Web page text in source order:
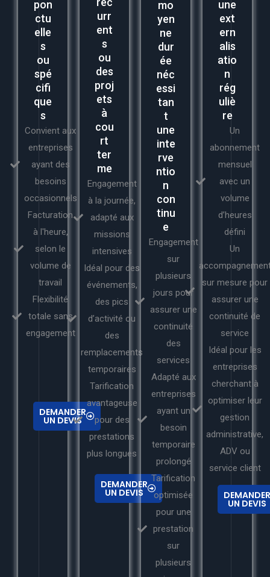
pon
ctu
elle
s
ou
spé
cifi
que
s
Convient aux
entreprises
ayant des
besoins
occasionnels
Facturation
à l'heure,
selon le
volume de
travail
Flexibilité
totale sans
engagement
DEMANDER
UN DEVIS
urr
ent
s
ou
des
proj
ets
à
cou
rt
ter
me
Engagement
à la journée,
adapté aux
missions
intensives
Idéal pour des
événements,
des pics
d’activité ou
des
remplacements
temporaires
Tarification
avantageuse
pour des
prestations
plus longues
DEMANDER
UN DEVIS
mo
yen
ne
dur
ée
néc
essi
tan
t
une
inte
rve
ntio
n
con
tinu
e
Engagement
sur
plusieurs
jours pour
assurer une
continuité
des
services
Adapté aux
entreprises
ayant un
besoin
temporaire
prolongé
Tarification
optimisée
pour une
prestation
sur
plusieurs
une
ext
ern
alis
atio
n
rég
uliè
re
Un
abonnement
mensuel
avec un
volume
d’heures
défini
Un
sur mesure pour
assurer une
continuité de
service
Idéal pour les
entreprises
cherchant à
optimiser leur
gestion
administrative,
ADV ou
service client
DEMANDER
UN DEVIS